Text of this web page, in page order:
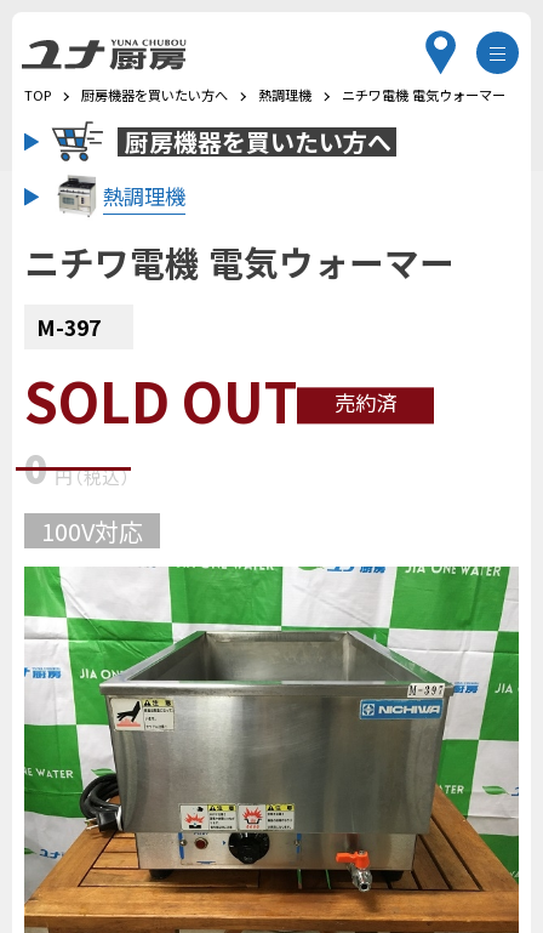
TOP 厨房機器を買いたい方へ 熱調理機 ニチワ電機 電気ウォーマー
厨房機器を買いたい方へ
熱調理機
ニチワ電機 電気ウォーマー
M-397
SOLD OUT 売約済
0 円（税込）
100V対応